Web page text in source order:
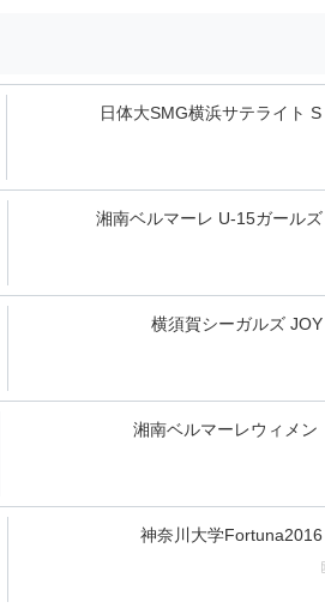
日体大SMG横浜サテライト S
湘南ベルマーレ U-15ガールズ
横須賀シーガルズ JOY
湘南ベルマーレウィメン
神奈川大学Fortuna2016